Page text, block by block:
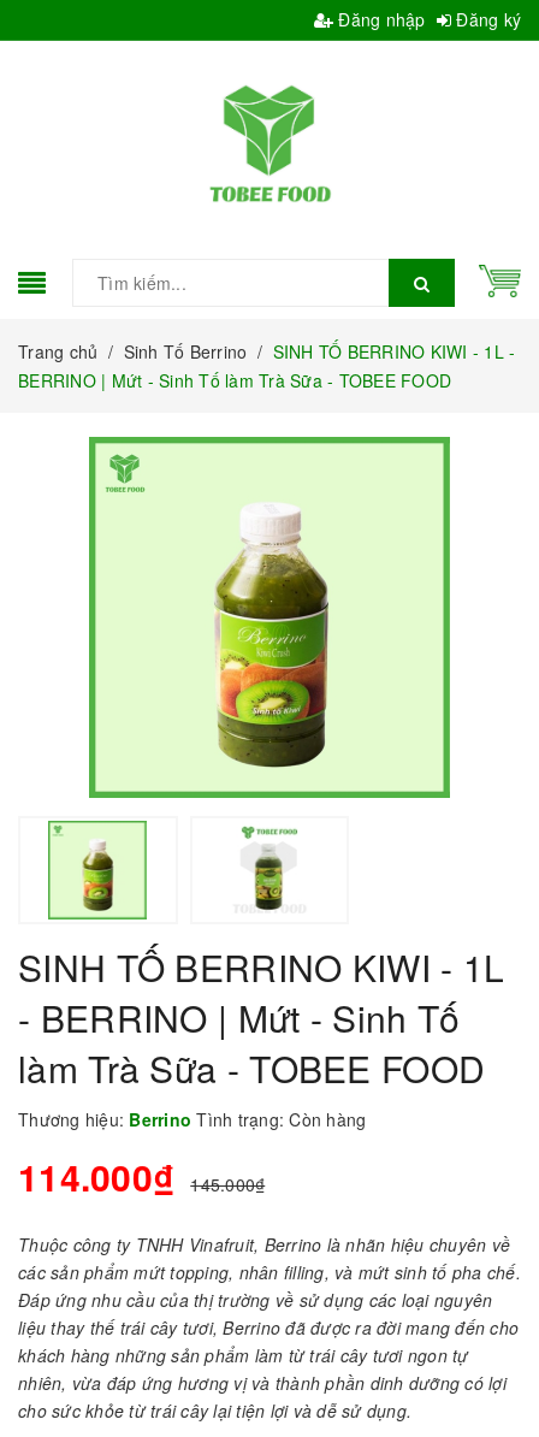
Đăng nhập Đăng ký
Trang chủ / Sinh Tố Berrino / SINH TỐ BERRINO KIWI - 1L -
BERRINO | Mứt - Sinh Tố làm Trà Sữa - TOBEE FOOD
SINH TỐ BERRINO KIWI - 1L
- BERRINO | Mứt - Sinh Tố
làm Trà Sữa - TOBEE FOOD
Thương hiệu: BerrinoTình trạng: Còn hàng
114.000₫ 145.000₫
Thuộc công ty TNHH Vinafruit, Berrino là nhãn hiệu chuyên về
các sản phẩm mứt topping, nhân filling, và mứt sinh tố pha chế.
Đáp ứng nhu cầu của thị trường về sử dụng các loại nguyên
liệu thay thế trái cây tươi, Berrino đã được ra đời mang đến cho
khách hàng những sản phẩm làm từ trái cây tươi ngon tự
nhiên, vừa đáp ứng hương vị và thành phần dinh dưỡng có lợi
cho sức khỏe từ trái cây lại tiện lợi và dễ sử dụng.